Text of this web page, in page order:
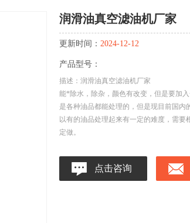
润滑油真空滤油机厂家
更新时间： 2024-12-12
产品型号：
描述：润滑油真空滤油机厂家
能*除水，除杂，颜色有改变，但是要加
是各种油品都能处理的，但是现目前国内
以有的油品处理起来有一定的难度，需要
定做。
点击咨询